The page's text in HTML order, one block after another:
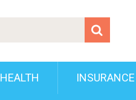
HEALTH INSURANCE